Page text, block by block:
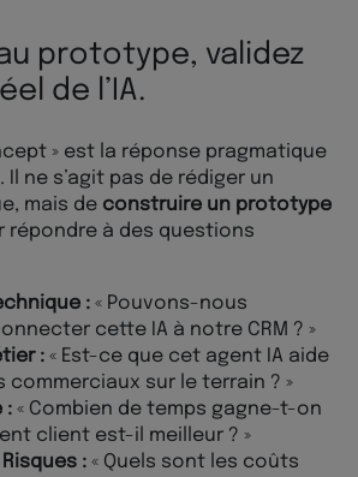
au prototype, validez
de l’IA.
» est la réponse pragmatique
Il ne s’agit pas de rédiger un
mais de construire un prototype
répondre à des questions
: « Pouvons-nous
cette IA à notre CRM ? »
: « Est-ce que cet agent IA aide
commerciaux sur le terrain ? »
: « Combien de temps gagne-t-on
client est-il meilleur ? »
: « Quels sont les coûts